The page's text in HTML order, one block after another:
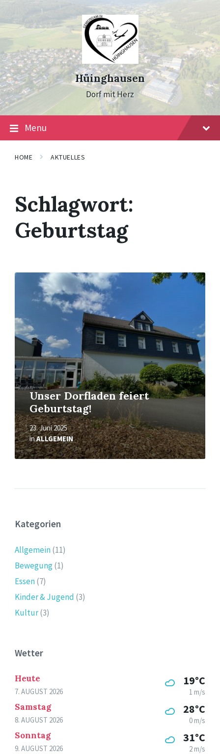
Skip
content
Skip
main
navigation
Skip
footer
Hüinghausen
Dorf mit Herz
Menu
HOME AKTUELLES
Schlagwort:
Geburtstag
Unser Dorfladen feiert
Geburtstag!
23. Juni 2025
inALLGEMEIN
Mehr
erfahren
Kategorien
Allgemein(11)
Bewegung(1)
Essen(7)
Kinder & Jugend (3)
Kultur(3)
Wetter
Heute
7. AUGUST 2026
19°C
1 m/s
Samstag
8. AUGUST 2026
28°C
0 m/s
Sonntag
9. AUGUST 2026
31°C
2 m/s